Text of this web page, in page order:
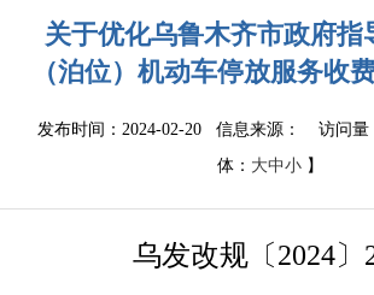
关于优化乌鲁木齐市政府指
（泊位）机动车停放服务收
发布时间：2024-02-20 信息来源： 访问量
体： 大中小 】
乌发改规 〔2024〕